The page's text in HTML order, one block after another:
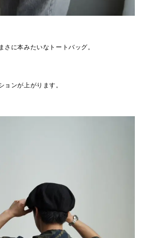
さに本みたいなトートバッグ。
ョンが上がります。